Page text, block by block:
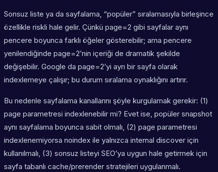
Sonsuz liste ya da sayfalama, “popüler” sıralamasıyla birleşince
özellikle riskli hale gelir. Çünkü page=2 gibi sayfalar aynı
pencere boyunca farklı öğeler gösterebilir; ama pencere
yenilendiğinde page=2’nin içeriği de dramatik şekilde
değişebilir. Google da page=2’yi ayrı bir sayfa olarak
indexlemeye çalışır; bu durum sıralama oynaklığını artırır.
Bu nedenle sayfalama kanallarını şöyle kurgulamak gerekir: (1)
page parametresi indexlenebilir mi? Evet ise, popüler snapshot
aynı sayfalama boyunca sabit olmalı, (2) page parametresi
indexlenemiyorsa noindex ile yalnızca internal discover için
kullanılmalı, (3) sonsuz listeyi SEO’ya uygun hale getirmek için
sayfa tabanlı cache/prerender stratejileri uygulanmalı.